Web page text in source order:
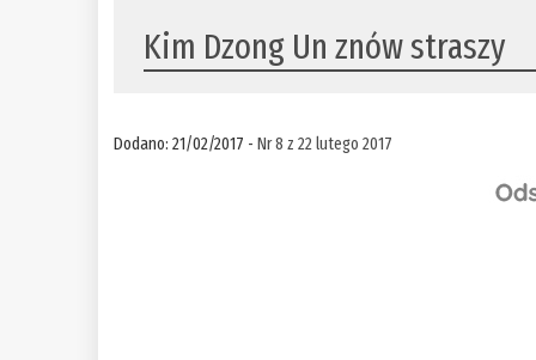
Kim Dzong Un znów straszy
Dodano: 21/02/2017 -Nr 8 z 22 lutego 2017